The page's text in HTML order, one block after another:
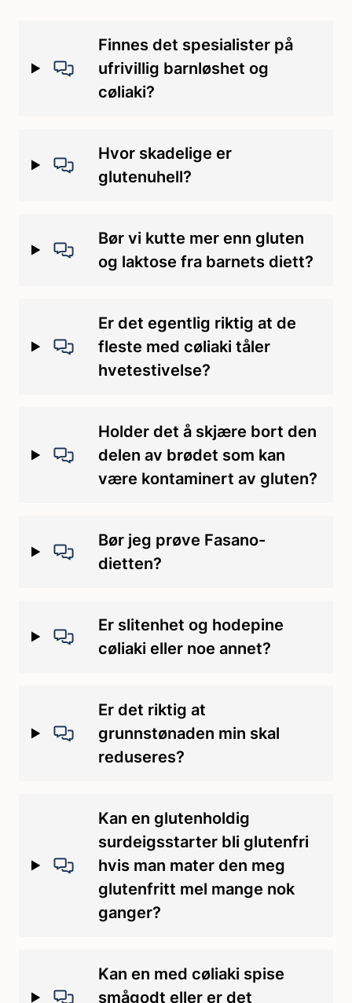
Grunnstønad Hveteallergi
Hvetestivelse
Håndtering
Ikke-cøliakisk glutensensitivitet
Ingredienser
Irritabel tarmsyndrom
Kontaminering
Sjokolade og godteri
Skole/SFO/barnehage
Symptomer Tannskader
Finnes det spesialister på
ufrivillig barnløshet og
cøliaki?
Hvor skadelige er
glutenuhell?
Bør vi kutte mer enn gluten
og laktose fra barnets diett?
Er det egentlig riktig at de
fleste med cøliaki tåler
hvetestivelse?
Holder det å skjære bort den
delen av brødet som kan
være kontaminert av gluten?
Bør jeg prøve Fasano-
dietten?
Er slitenhet og hodepine
cøliaki eller noe annet?
Er det riktig at
grunnstønaden min skal
reduseres?
Kan en glutenholdig
surdeigsstarter bli glutenfri
hvis man mater den meg
glutenfritt mel mange nok
ganger?
Kan en med cøliaki spise
smågodt eller er det